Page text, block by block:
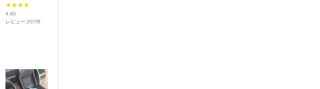
★★★★
4.60
レビュー:207件